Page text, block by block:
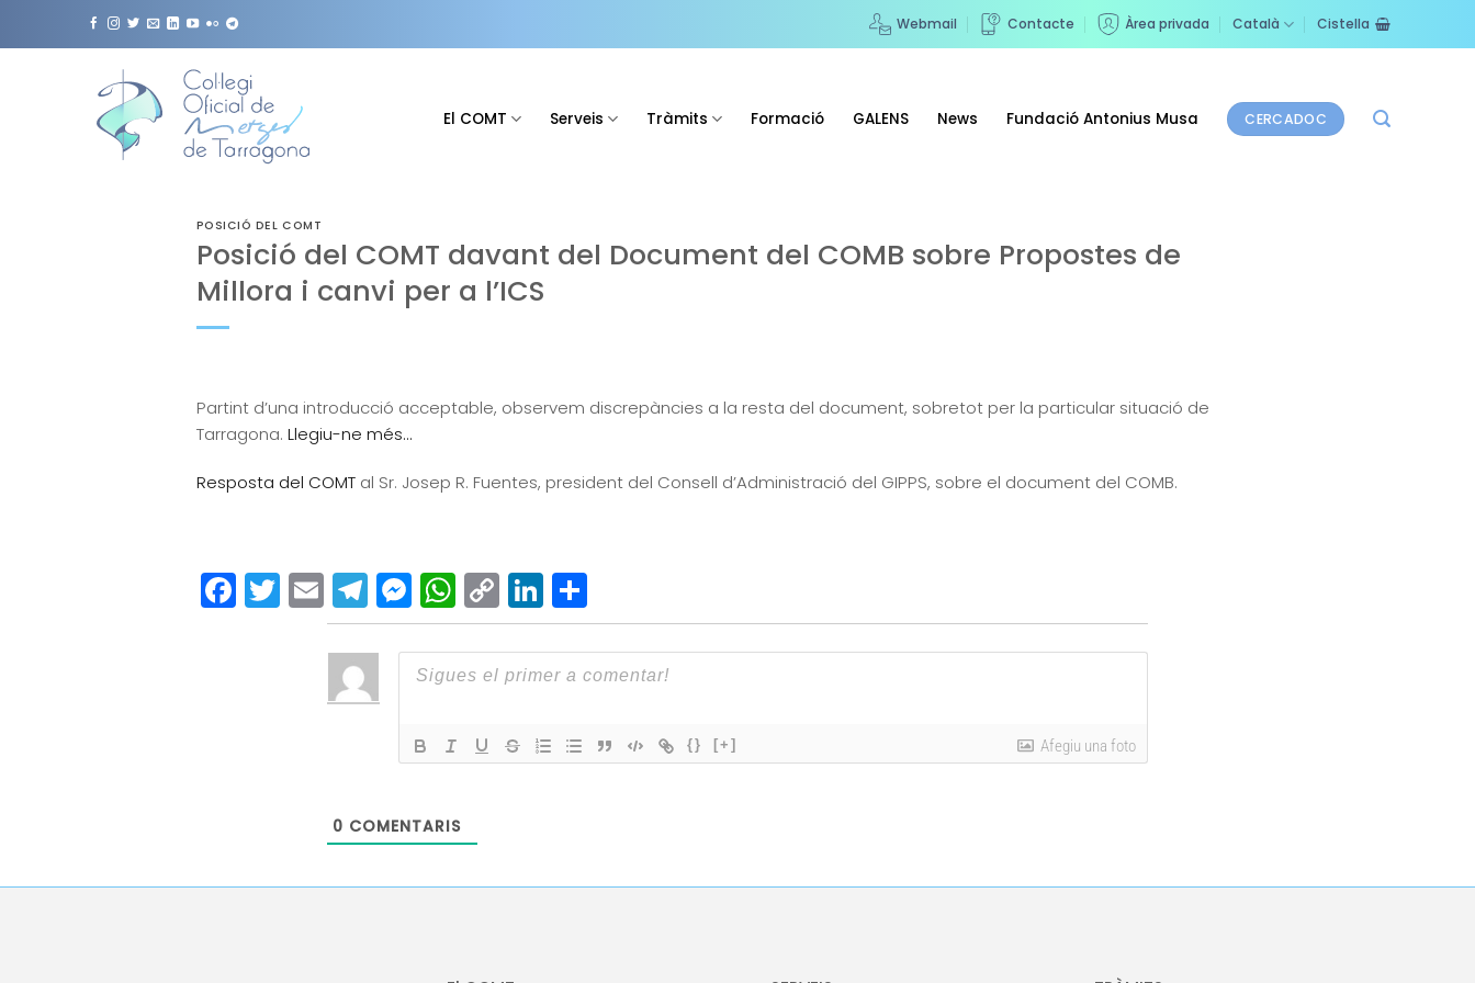
Webmail Contacte Àrea privada Català Cistella
El COMT Serveis Tràmits Formació GALENS News Fundació Antonius Musa CERCADOC
POSICIÓ DEL COMT
Posició del COMT davant del Document del COMB sobre Propostes de
Millora i canvi per a l’ICS
Partint d’una introducció acceptable, observem discrepàncies a la resta del document, sobretot per la particular situació de
Tarragona. Llegiu-ne més…
Resposta del COMTal Sr. Josep R. Fuentes, president del Consell d’Administració del GIPPS, sobre el document del COMB.
Facebook
Twitter
EmailTelegram
Messenger
WhatsApp
Copy
Link
LinkedIn
Comparteix
{} [+] Afegiu una foto
0 COMENTARIS